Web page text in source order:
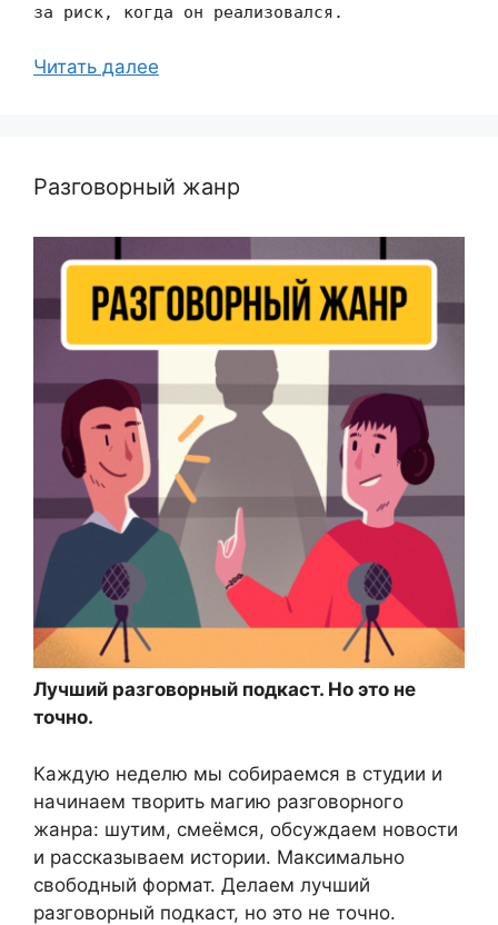
за риск, когда он реализовался.
Читать далее
Разговорный жанр
Лучший разговорный подкаст. Но это не
точно.
Каждую неделю мы собираемся в студии и
начинаем творить магию разговорного
жанра: шутим, смеёмся, обсуждаем новости
и рассказываем истории. Максимально
свободный формат. Делаем лучший
разговорный подкаст, но это не точно.